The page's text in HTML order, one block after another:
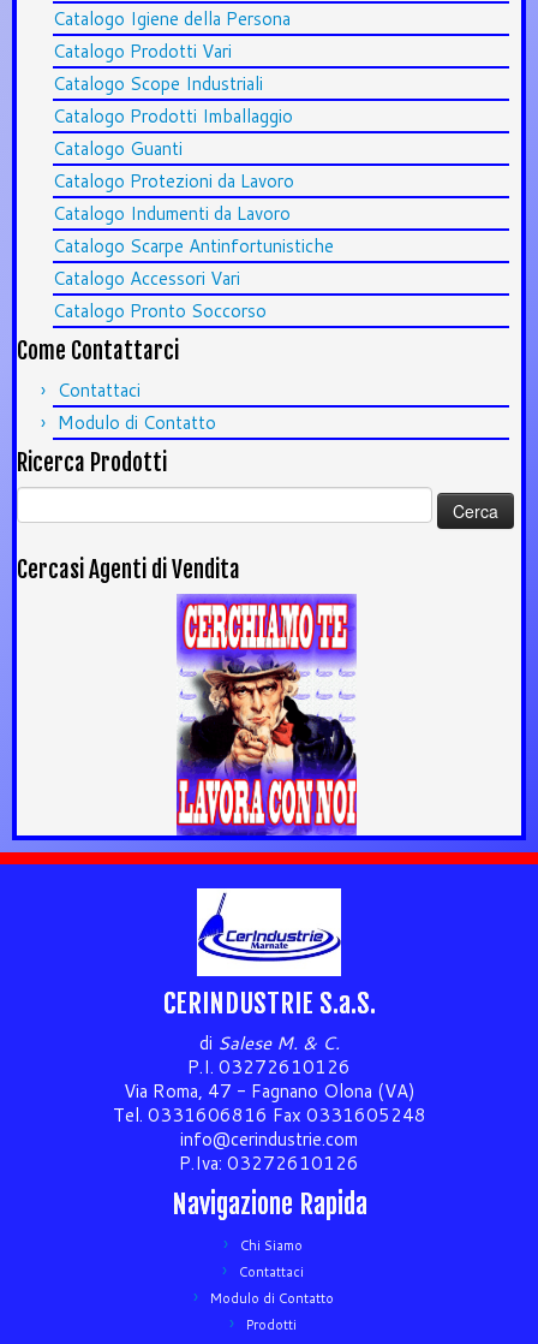
Catalogo Igiene della Persona
Catalogo Prodotti Vari
Catalogo Scope Industriali
Catalogo Prodotti Imballaggio
Catalogo Guanti
Catalogo Protezioni da Lavoro
Catalogo Indumenti da Lavoro
Catalogo Scarpe Antinfortunistiche
Catalogo Accessori Vari
Catalogo Pronto Soccorso
Come Contattarci
Contattaci
Modulo di Contatto
Ricerca Prodotti
Ricerca
per:
Cercasi Agenti di Vendita
CERINDUSTRIE S.a.S.
di Salese M. & C.
P.I. 03272610126
Via Roma, 47 - Fagnano Olona (VA)
Tel. 0331606816 Fax 0331605248
info@cerindustrie.com
P.Iva: 03272610126
Navigazione Rapida
Chi Siamo
Contattaci
Modulo di Contatto
Prodotti